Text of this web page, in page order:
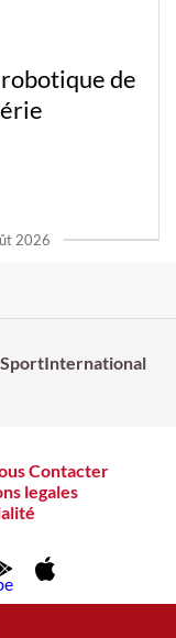
de
2026
SportInternational
Contacter
legales